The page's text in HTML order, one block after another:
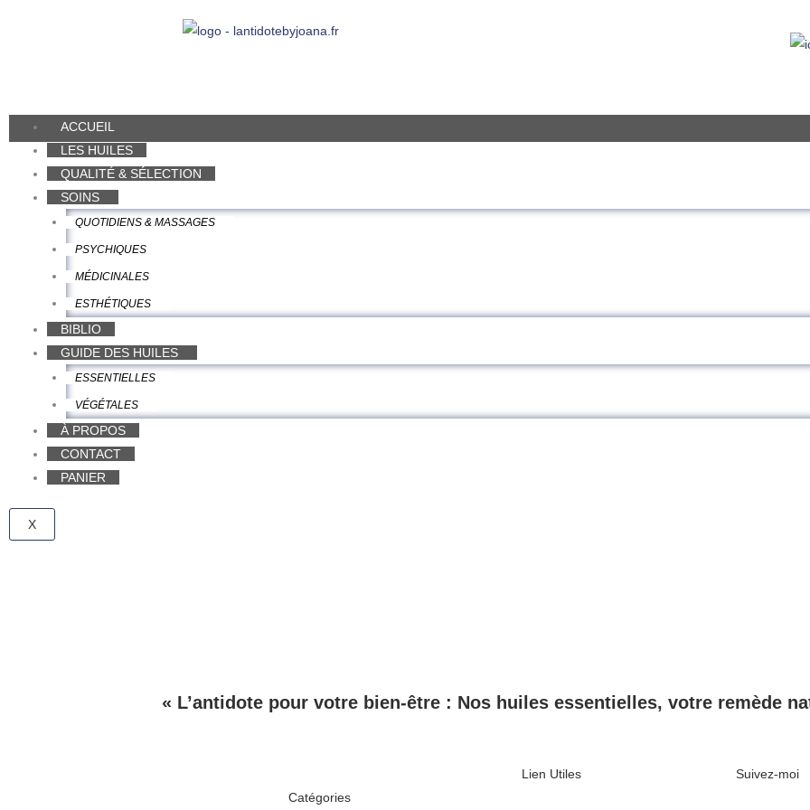
ACCUEIL
LES HUILES
QUALITÉ & SÉLECTION
SOINS
QUOTIDIENS & MASSAGES
PSYCHIQUES
MÉDICINALES
ESTHÉTIQUES
BIBLIO
GUIDE DES HUILES
ESSENTIELLES
VÉGÉTALES
À PROPOS
CONTACT
PANIER
X
« L’antidote pour votre bien-être : Nos huiles essentielles, votre remède
Catégories
Lien Utiles Suivez-moi